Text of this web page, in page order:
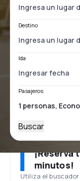
Destino
Ida
Pasajeros
Buscar
¡Reserva
minutos!
Utiliza el